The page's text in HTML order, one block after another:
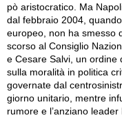
pò aristocratico. Ma
dal febbraio 2004,
europeo, non ha smesso
scorso al Consiglio
e Cesare Salvi, un ordine
sulla moralità in politica
governate dal
giorno unitario, mentre
rumore e l’anziano